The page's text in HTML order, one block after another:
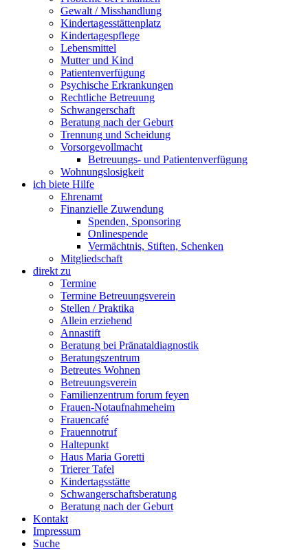
Gewalt / Misshandlung
Kindertagesstättenplatz
Kindertagespflege
Lebensmittel
Mutter und Kind
Patientenverfügung
Psychische Erkrankungen
Rechtliche Betreuung
Schwangerschaft
Beratung nach der Geburt
Trennung und Scheidung
Vorsorgevollmacht
Betreuungs- und Patientenverfügung
Wohnungslosigkeit
ich biete Hilfe
Ehrenamt
Finanzielle Zuwendung
Spenden, Sponsoring
Onlinespende
Vermächtnis, Stiften, Schenken
Mitgliedschaft
direkt zu
Termine
Termine Betreuungsverein
Stellen / Praktika
Allein erziehend
Annastift
Beratung bei Pränataldiagnostik
Beratungszentrum
Betreutes Wohnen
Betreuungsverein
Familienzentrum forum feyen
Frauen-Notaufnahmeheim
Frauencafé
Frauennotruf
Haltepunkt
Haus Maria Goretti
Trierer Tafel
Kindertagsstätte
Schwangerschaftsberatung
Beratung nach der Geburt
Kontakt
Impressum
Suche